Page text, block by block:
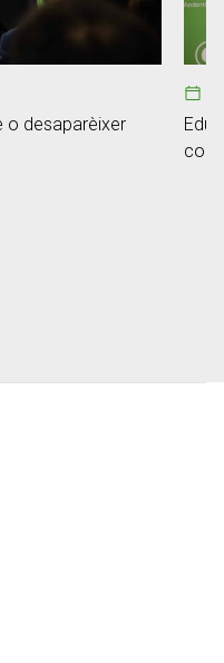
o desaparèixer